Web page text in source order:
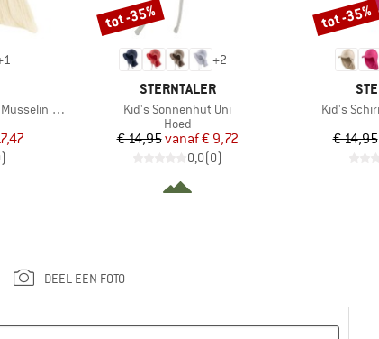
1
Bindeband
prijs
)
+2
MERK
STERNTALER
Artikel
Kid's Sonnenhut Uni
Productgroep
Hoed
Prijs
€ 14,95 Verlaagde prijs
vanaf€ 9,72
0,0(0)
Korting
tot -35%
Artikel
Kid's
€ 14,95
Korting
tot -35%
DEEL EEN FOTO